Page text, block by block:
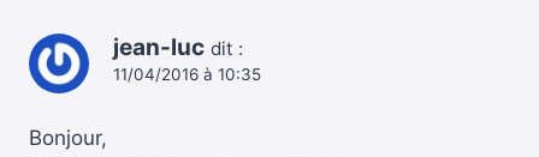
jean-luc dit :
11/04/2016 à 10:35
Bonjour,